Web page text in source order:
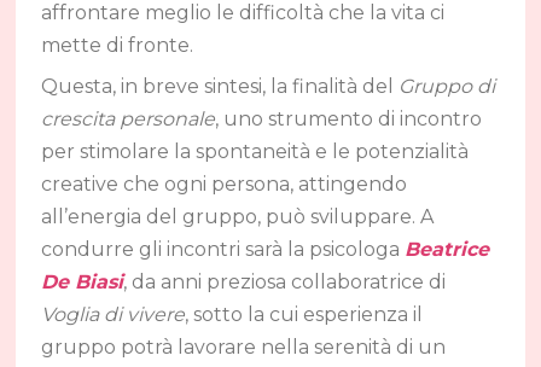
affrontare meglio le difficoltà che la vita ci
mette di fronte.
Questa, in breve sintesi, la finalità del Gruppo di
crescita personale, uno strumento di incontro
per stimolare la spontaneità e le potenzialità
creative che ogni persona, attingendo
all’energia del gruppo, può sviluppare. A
condurre gli incontri sarà la psicologa Beatrice
De Biasi, da anni preziosa collaboratrice di
Voglia di vivere, sotto la cui esperienza il
gruppo potrà lavorare nella serenità di un